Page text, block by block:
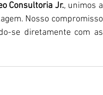
Consultoria Jr., unimos a
Nosso compromisso
se diretamente com as